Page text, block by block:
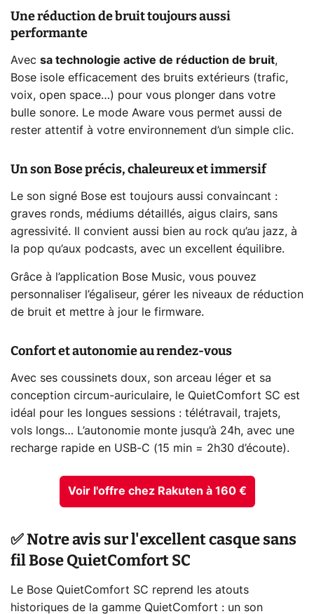
Une réduction de bruit toujours aussi
performante
Avec sa technologie active de réduction de bruit,
Bose isole efficacement des bruits extérieurs (trafic,
voix, open space…) pour vous plonger dans votre
bulle sonore. Le mode Aware vous permet aussi de
rester attentif à votre environnement d’un simple clic.
Un son Bose précis, chaleureux et immersif
Le son signé Bose est toujours aussi convaincant :
graves ronds, médiums détaillés, aigus clairs, sans
agressivité. Il convient aussi bien au rock qu’au jazz, à
la pop qu’aux podcasts, avec un excellent équilibre.
Grâce à l’application Bose Music, vous pouvez
personnaliser l’égaliseur, gérer les niveaux de réduction
de bruit et mettre à jour le firmware.
Confort et autonomie au rendez-vous
Avec ses coussinets doux, son arceau léger et sa
conception circum-auriculaire, le QuietComfort SC est
idéal pour les longues sessions : télétravail, trajets,
vols longs… L’autonomie monte jusqu’à 24h, avec une
recharge rapide en USB-C (15 min = 2h30 d’écoute).
Voir l'offre chez Rakuten à 160 €
✅ Notre avis sur l'excellent casque sans
fil Bose QuietComfort SC
Le Bose QuietComfort SC reprend les atouts
historiques de la gamme QuietComfort : un son